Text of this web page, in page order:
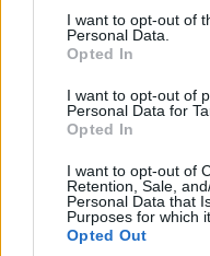
consent section.
I want to opt-out of
Personal Data.
Opted In
I want to opt-out of
Personal Data for
Opted In
I want to opt-out of
Retention, Sale,
Personal Data that
Purposes for which
Opted Out